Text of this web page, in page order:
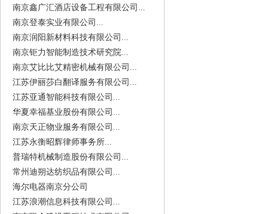
南京鑫广汇酒店设备工程有限公司...
南京登泰实业有限公司...
南京润阳新材料科技有限公司...
南京钜力智能制造技术研究院...
南京艾比比艾精密机械有限公司...
江苏伊丽莎白翻译服务有限公司...
江苏亚通智能科技有限公司...
华夏幸福基业股份有限公司...
南京天正物业服务有限公司...
江苏永衡昭辉律师事务所...
普瑞特机械制造股份有限公司...
常州迪朔达纺织品有限公司...
海尔电器南京分公司
江苏浪潮信息科技有限公司...